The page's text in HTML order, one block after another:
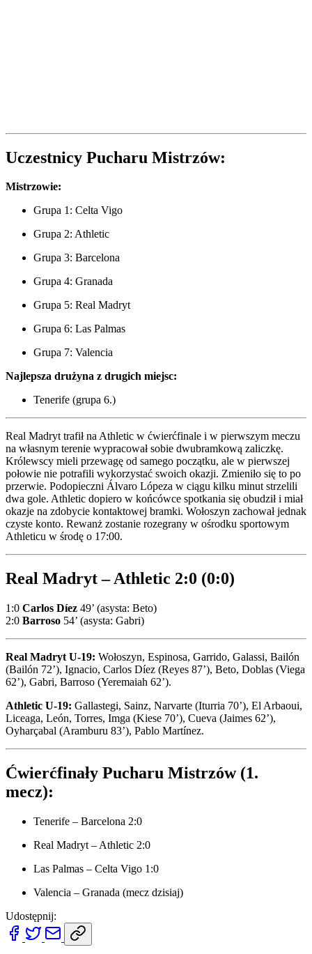
Uczestnicy Pucharu Mistrzów:
Mistrzowie:
Grupa 1: Celta Vigo
Grupa 2: Athletic
Grupa 3: Barcelona
Grupa 4: Granada
Grupa 5: Real Madryt
Grupa 6: Las Palmas
Grupa 7: Valencia
Najlepsza drużyna z drugich miejsc:
Tenerife (grupa 6.)
Real Madryt trafił na Athletic w ćwierćfinale i w pierwszym meczu
na własnym terenie wypracował sobie dwubramkową zaliczkę.
Królewscy mieli przewagę od samego początku, ale w pierwszej
połowie nie potrafili wykorzystać swoich okazji. Zmieniło się to po
przerwie. Podopieczni Álvaro Lópeza w ciągu kilku minut strzelili
dwa gole. Athletic dopiero w końcówce spotkania się obudził i miał
okazje na zdobycie kontaktowej bramki. Wołoszyn zachował jednak
czyste konto. Rewanż zostanie rozegrany w ośrodku sportowym
Athleticu w środę o 17:00.
Real Madryt – Athletic 2:0 (0:0)
1:0 Carlos Díez 49’ (asysta: Beto)
2:0 Barroso 54’ (asysta: Gabri)
Real Madryt U-19: Wołoszyn, Espinosa, Garrido, Galassi, Bailón
(Bailón 72’), Ignacio, Carlos Díez (Reyes 87’), Beto, Doblas (Viega
62’), Gabri, Barroso (Yeremaiah 62’).
Athletic U-19: Gallastegi, Sainz, Narvarte (Iturria 70’), El Arbaoui,
Liceaga, León, Torres, Imga (Kiese 70’), Cueva (Jaimes 62’),
Oyharçabal (Aramburu 83’), Pablo Martínez.
Ćwierćfinały Pucharu Mistrzów (1.
mecz):
Tenerife – Barcelona 2:0
Real Madryt – Athletic 2:0
Las Palmas – Celta Vigo 1:0
Valencia – Granada (mecz dzisiaj)
Udostępnij: